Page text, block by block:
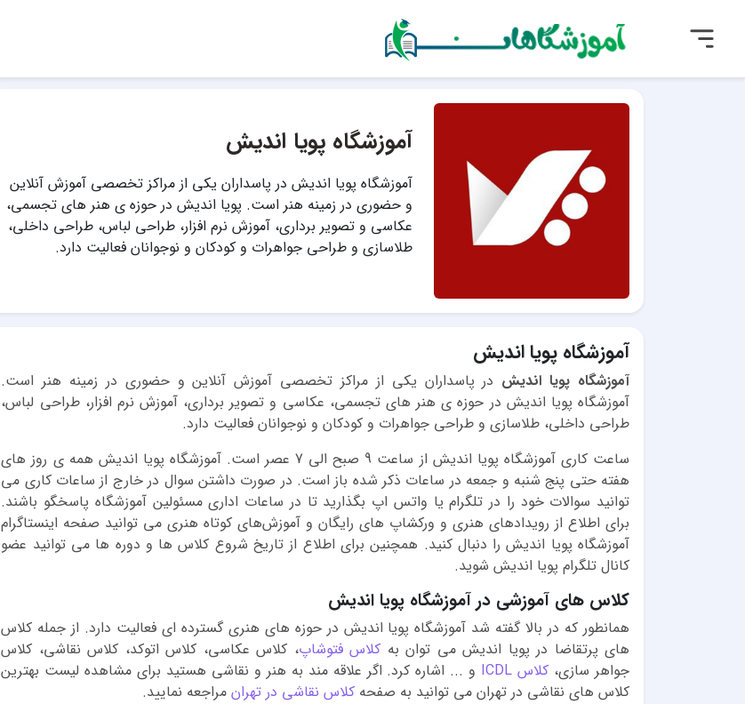
آموزشگاه پویا اندیش
آموزشگاه پویا اندیش در پاسداران یکی از مراکز تخصصی آموزش آنلاین
و حضوری در زمینه هنر است. پویا اندیش در حوزه ی هنر های تجسمی،
عکاسی و تصویر برداری، آموزش نرم افزار، طراحی لباس، طراحی داخلی،
طلاسازی و طراحی جواهرات و کودکان و نوجوانان فعالیت دارد.
آموزشگاه پویا اندیش
آموزشگاه پویا اندیش در پاسداران یکی از مراکز تخصصی آموزش آنلاین و حضوری در زمینه هنر است.
آموزشگاه پویا اندیش در حوزه ی هنر های تجسمی، عکاسی و تصویر برداری، آموزش نرم افزار، طراحی لباس،
طراحی داخلی، طلاسازی و طراحی جواهرات و کودکان و نوجوانان فعالیت دارد.
ساعت کاری آموزشگاه پویا اندیش از ساعت 9 صبح الی 7 عصر است. آموزشگاه پویا اندیش همه ی روز های
هفته حتی پنج شنبه و جمعه در ساعات ذکر شده باز است. در صورت داشتن سوال در خارج از ساعات کاری می
توانید سوالات خود را در تلگرام یا واتس اپ بگذارید تا در ساعات اداری مسئولین آموزشگاه پاسخگو باشند.
برای اطلاع از رویدادهای هنری و ورکشاپ های رایگان و آموزش‌های کوتاه هنری می توانید صفحه اینستاگرام
آموزشگاه پویا اندیش را دنبال کنید. همچنین برای اطلاع از تاریخ شروع کلاس ها و دوره ها می توانید عضو
کانال تلگرام پویا اندیش شوید.
کلاس های آموزشی در آموزشگاه پویا اندیش
همانطور که در بالا گفته شد آموزشگاه پویا اندیش در حوزه های هنری گسترده ای فعالیت دارد. از جمله کلاس
های پرتقاضا در پویا اندیش می توان به کلاس فتوشاپ، کلاس عکاسی، کلاس اتوکد، کلاس نقاشی، کلاس
جواهر سازی، کلاس ICDL
و ... اشاره کرد. اگر علاقه مند به هنر و نقاشی هستید برای مشاهده لیست بهترین
کلاس های نقاشی در تهران می توانید به صفحه کلاس نقاشی در تهران مراجعه نمایید.